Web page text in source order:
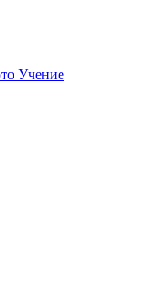
Учение